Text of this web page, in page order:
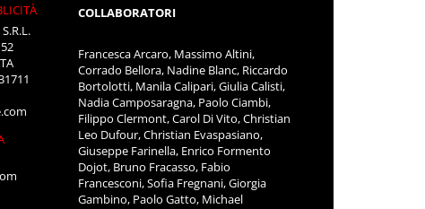
S.R.L.
COLLABORATORI
Francesca Arcaro, Massimo Altini,
Corrado Bellora, Nadine Blanc, Riccardo
Bortolotti, Manila Calipari, Giulia Calisti,
Nadia Camposaragna, Paolo Ciambi,
Filippo Clermont, Carol Di Vito, Christian
Leo Dufour, Christian Evaspasiano,
Giuseppe Farinella, Enrico Formento
Dojot, Bruno Fracasso, Fabio
Francesconi, Sofia Fregnani, Giorgia
Gambino, Paolo Gatto, Michael